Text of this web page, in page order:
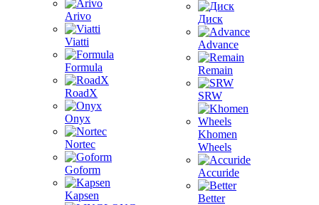
Arivo
Viatti
Formula
RoadX
Onyx
Nortec
Goform
Kapsen
Диск
Advance
Remain
SRW
Khomen
Wheels
Accuride
Better